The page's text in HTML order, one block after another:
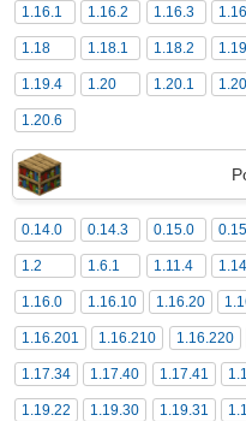
1.16.1 1.16.2 1.16.3
1.18 1.18.1 1.18.2 1.19
1.19.4 1.20 1.20.1
1.20.6
0.14.0 0.14.3 0.15.0
1.2 1.6.1 1.11.4
1.16.0 1.16.10 1.16.20
1.16.201 1.16.210 1.16.220
1.17.34 1.17.40 1.17.41
1.19.22 1.19.30 1.19.31